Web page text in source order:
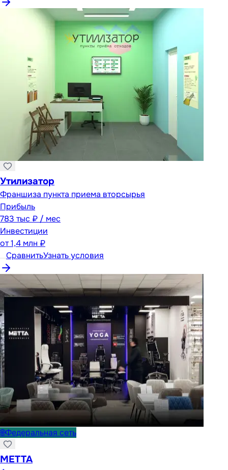
Утилизатор
Франшиза пункта приема вторсырья
Прибыль
783 тыс ₽ / мес
Инвестиции
от1,4 млн ₽
СравнитьУзнать условия
🌐Федеральная сеть
METTA